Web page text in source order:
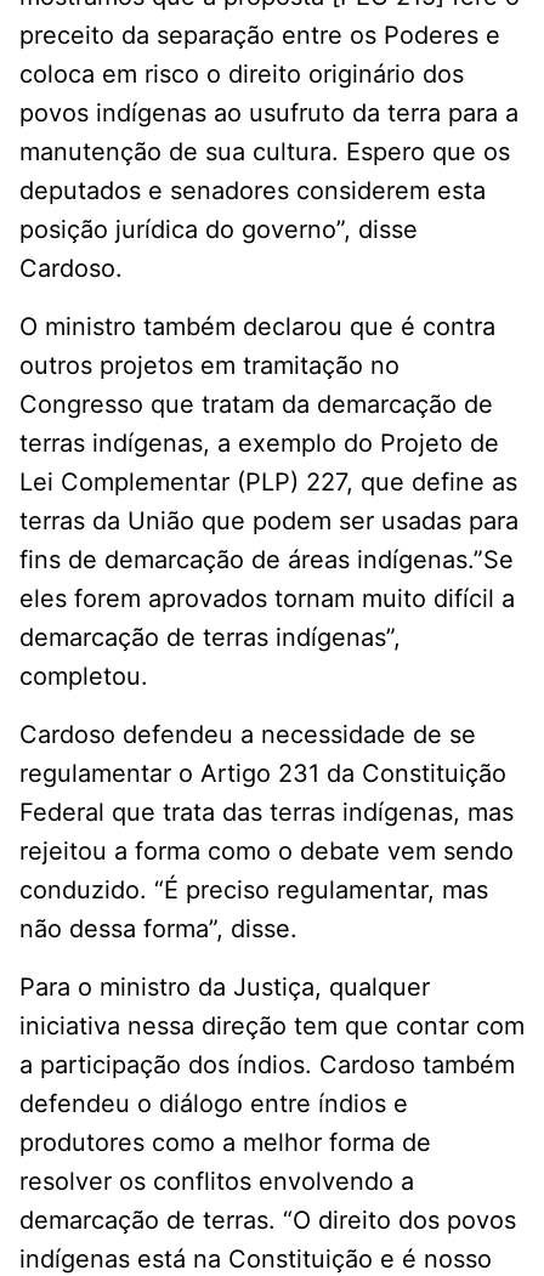
preceito da separação entre os Poderes e
coloca em risco o direito originário dos
povos indígenas ao usufruto da terra para a
manutenção de sua cultura. Espero que os
deputados e senadores considerem esta
posição jurídica do governo”, disse
Cardoso.
O ministro também declarou que é contra
outros projetos em tramitação no
Congresso que tratam da demarcação de
terras indígenas, a exemplo do Projeto de
Lei Complementar (PLP) 227, que define as
terras da União que podem ser usadas para
fins de demarcação de áreas indígenas.”Se
eles forem aprovados tornam muito difícil a
demarcação de terras indígenas”,
completou.
Cardoso defendeu a necessidade de se
regulamentar o Artigo 231 da Constituição
Federal que trata das terras indígenas, mas
rejeitou a forma como o debate vem sendo
conduzido. “É preciso regulamentar, mas
não dessa forma”, disse.
Para o ministro da Justiça, qualquer
iniciativa nessa direção tem que contar com
a participação dos índios. Cardoso também
defendeu o diálogo entre índios e
produtores como a melhor forma de
resolver os conflitos envolvendo a
demarcação de terras. “O direito dos povos
indígenas está na Constituição e é nosso